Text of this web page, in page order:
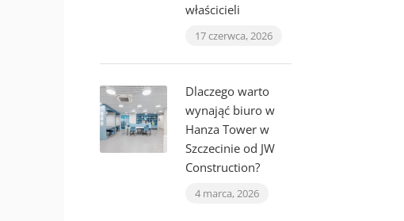
właścicieli
17 czerwca, 2026
Dlaczego warto
wynająć biuro w
Hanza Tower w
Szczecinie od JW
Construction?
4 marca, 2026